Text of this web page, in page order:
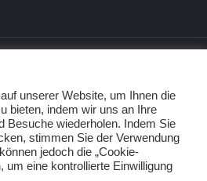
unserer Website, um Ihnen die
bieten, indem wir uns an Ihre
Besuche wiederholen. Indem Sie
stimmen Sie der Verwendung
jedoch die „Cookie-
um eine kontrollierte Einwilligung